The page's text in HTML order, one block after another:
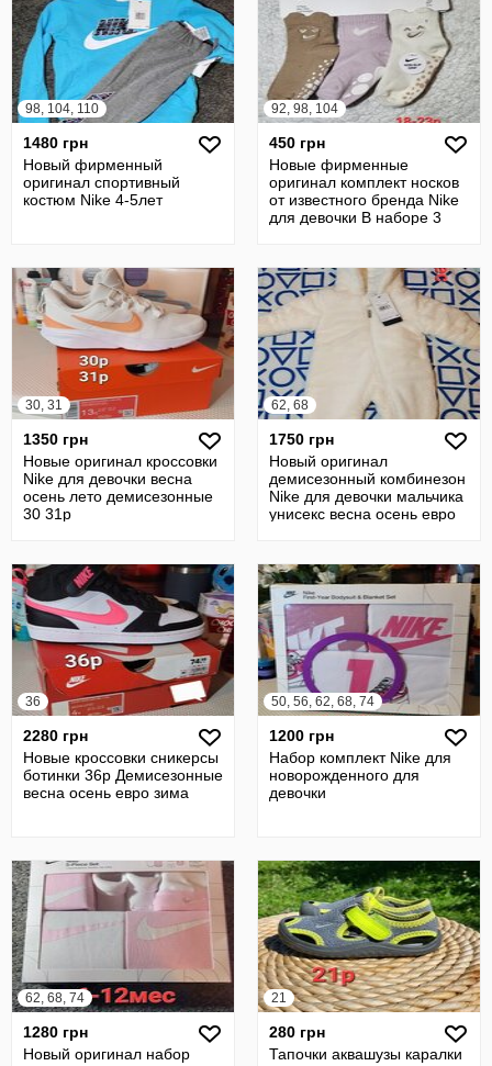
98, 104, 110
1480 грн
Новый фирменный
оригинал спортивный
костюм Nike 4-5лет
92, 98, 104
450 грн
Новые фирменные
оригинал комплект носков
от известного бренда Nike
для девочки В наборе 3
30, 31
1350 грн
Новые оригинал кроссовки
Nike для девочки весна
осень лето демисезонные
30 31р
62, 68
1750 грн
Новый оригинал
демисезонный комбинезон
Nike для девочки мальчика
унисекс весна осень евро
36
2280 грн
Новые кроссовки сникерсы
ботинки 36р Демисезонные
весна осень евро зима
50, 56, 62, 68, 74
1200 грн
Набор комплект Nike для
новорожденного для
девочки
62, 68, 74
1280 грн
Новый оригинал набор
21
280 грн
Тапочки аквашузы каралки